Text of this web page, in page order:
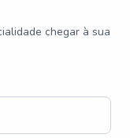
chegar à sua